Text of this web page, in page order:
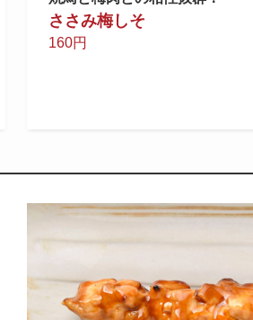
ささみ梅しそ
160円